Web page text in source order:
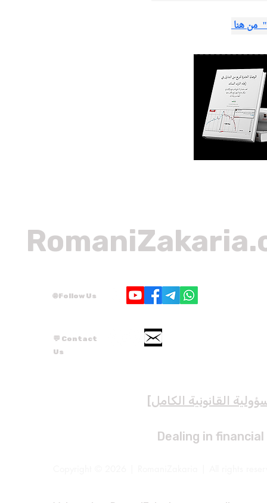
" من هنا
🌐 Follow Us
💬 Contact
Us
القانونية الكامل]
Dealing in